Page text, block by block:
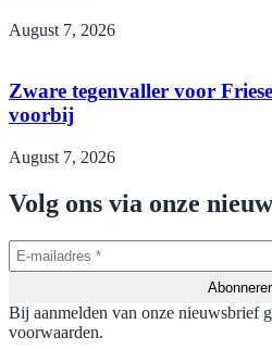
August 7, 2026
Zware tegenvaller voor
voorbij
August 7, 2026
Volg ons via onze
Bij aanmelden van onze nieuwsbrief
voorwaarden.